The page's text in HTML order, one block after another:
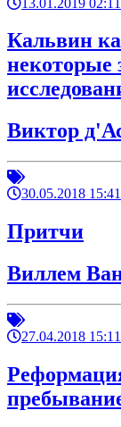
Кальвин
некоторые
Виктор
30.05.2018 15:41
Притчи
Виллем
27.04.2018 15:11